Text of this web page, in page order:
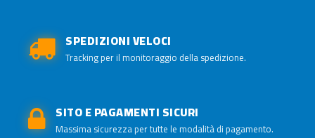
SPEDIZIONI VELOCI
Tracking per il monitoraggio della spedizione.
SITO E PAGAMENTI SICURI
Massima sicurezza per tutte le modalità di pagamento.